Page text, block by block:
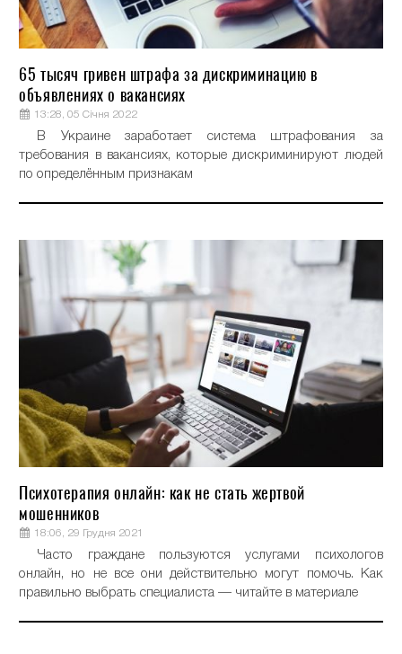
65 тысяч гривен штрафа за дискриминацию в
объявлениях о вакансиях
13:28, 05 Січня 2022
В Украине заработает система штрафования за
требования в вакансиях, которые дискриминируют людей
по определённым признакам
Психотерапия онлайн: как не стать жертвой
мошенников
18:06, 29 Грудня 2021
Часто граждане пользуются услугами психологов
онлайн, но не все они действительно могут помочь. Как
правильно выбрать специалиста — читайте в материале